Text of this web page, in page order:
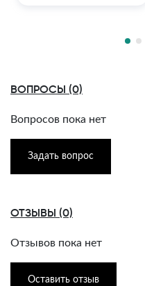
ВОПРОСЫ (0)
Вопросов пока нет
Задать вопрос
ОТЗЫВЫ (0)
Отзывов пока нет
Оставить отзыв